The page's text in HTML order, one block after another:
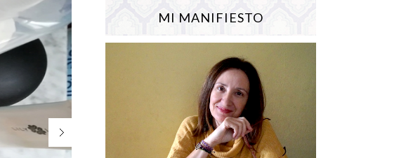
Jugar reciclando tejanos
MI MANIFIESTO